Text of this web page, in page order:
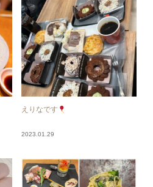
えりなです
2023.01.29